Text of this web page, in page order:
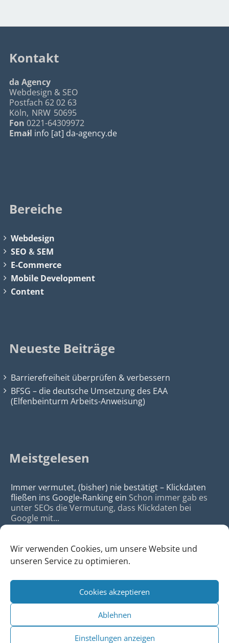
Wir verwenden Cookies, um unsere Website und
unseren Service zu optimieren.
Cookies akzeptieren
Ablehnen
Einstellungen anzeigen
Kontakt
da Agency
Webdesign & SEO
Postfach 62 02 63
Köln, NRW 50695
Fon 0221-64309972
Email info [at] da-agency.de
Bereiche
Webdesign
SEO &SEM
E-Commerce
Mobile Development
Content
Neueste Beiträge
Barrierefreiheit überprüfen & verbessern
BFSG – die deutsche Umsetzung des EAA
(Elfenbeinturm Arbeits-Anweisung)
Meistgelesen
Immer vermutet, (bisher) nie bestätigt – Klickdaten
fließen ins Google-Ranking ein Schon immer gab es
unter SEOs die Vermutung, dass Klickdaten bei
Google mit...
da Agency - Webagentur für Webdesign & SEO, Köln
•Webdesign Köln|SEO Köln|Sitemap|Impressum
|Datenschutz